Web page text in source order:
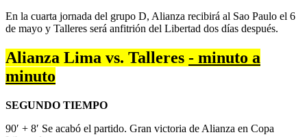
En la cuarta jornada del grupo D, Alianza recibirá al Sao Paulo el 6
de mayo y Talleres será anfitrión del Libertad dos días después.
Alianza Lima vs. Talleres - minuto a
minuto
SEGUNDO TIEMPO
90′ + 8′ Se acabó el partido. Gran victoria de Alianza en Copa